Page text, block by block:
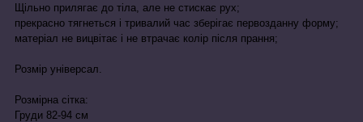
Щільно прилягає до тіла, але не стискає рух;
прекрасно тягнеться і тривалий час зберігає первозданну форму;
матеріал не вицвітає і не втрачає колір після прання;
Розмір універсал.
Розмірна сітка:
Груди 82-94 см